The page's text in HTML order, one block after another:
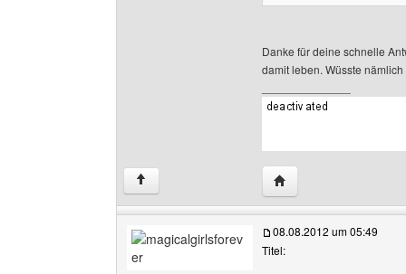
Danke für deine schnelle
damit leben. Wüsste
↑ Website dieses
08.08.2012 um 05:49
Titel: